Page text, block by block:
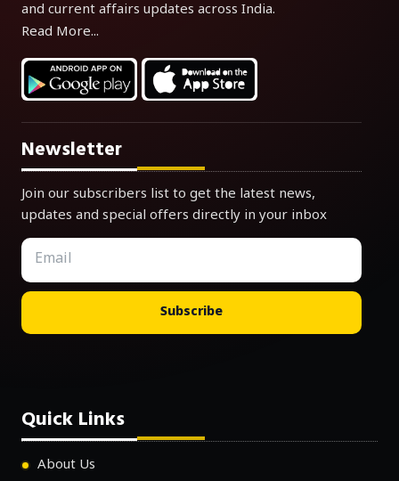
and current affairs updates across India.
Read More...
Newsletter
Join our subscribers list to get the latest news,
updates and special offers directly in your inbox
Subscribe
Quick Links
About Us